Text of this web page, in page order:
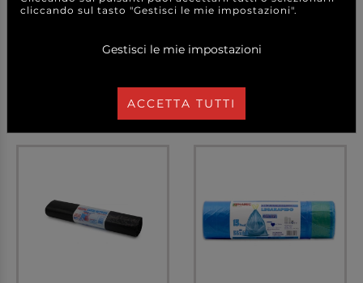
0,80 €
DETTAGLI
a partire da
DETTAGLI
cliccando sul tasto "Gestisci le mie impostazioni".
Gestisci le mie impostazioni
ACCETTA TUTTI